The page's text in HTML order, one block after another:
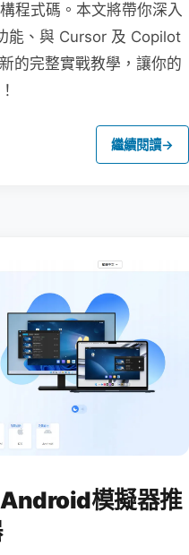
程式碼。本文將帶你深入
能、與 Cursor 及 Copilot
的完整實戰教學，讓你的
繼續閱讀→
模擬器推